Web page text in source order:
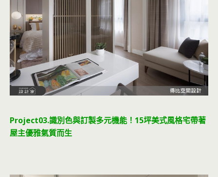
Project03.識別色與訂製多元機能！15坪美式風格宅帶著
屋主優雅氣質而生